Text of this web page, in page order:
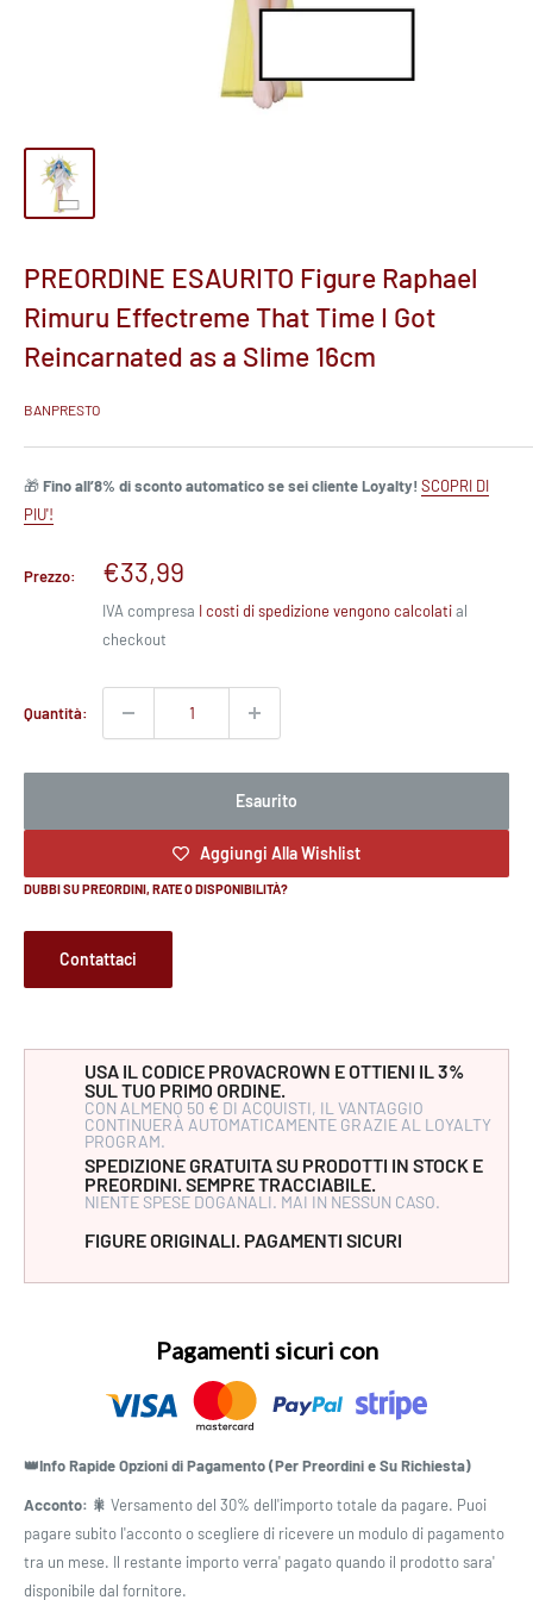
PREORDINE ESAURITO Figure Raphael
Rimuru Effectreme That Time I Got
Reincarnated as a Slime 16cm
BANPRESTO
🎁Fino all’8% di sconto automatico se sei cliente Loyalty! SCOPRI DI
PIU'!
Prezzo:
Prezzo
scontato
€33,99
IVA compresa I costi di spedizione vengono calcolatial
checkout
Quantità:
Esaurito
Aggiungi Alla Wishlist
DUBBI SU PREORDINI, RATE O DISPONIBILITÀ?
Contattaci
USA IL CODICE PROVACROWN E OTTIENI IL 3%
SUL TUO PRIMO ORDINE.
CON ALMENO 50 € DI ACQUISTI, IL VANTAGGIO
CONTINUERÀ AUTOMATICAMENTE GRAZIE AL LOYALTY
PROGRAM.
SPEDIZIONE GRATUITA SU PRODOTTI IN STOCK E
PREORDINI. SEMPRE TRACCIABILE.
NIENTE SPESE DOGANALI. MAI IN NESSUN CASO.
FIGURE ORIGINALI. PAGAMENTI SICURI
Pagamenti sicuri con
👑Info Rapide Opzioni di Pagamento (Per Preordini e Su Richiesta)
Acconto: 🎇 Versamento del 30% dell'importo totale da pagare. Puoi
pagare subito l'acconto o scegliere di ricevere un modulo di pagamento
tra un mese. Il restante importo verra' pagato quando il prodotto sara'
disponibile dal fornitore.